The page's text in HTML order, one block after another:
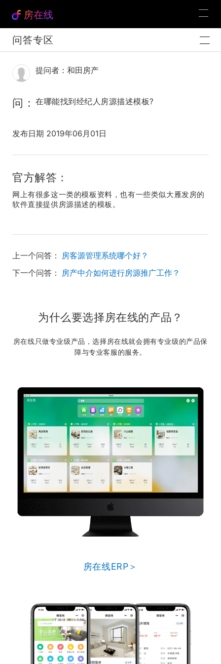
房在线
问答专区
提问者：和田房产
问： 在哪能找到经纪人房源描述模板?
发布日期 2019年06月01日
官方解答：
网上有很多这一类的模板资料，也有一些类似大雁发房的
软件直接提供房源描述的模板。
上一个问答： 房客源管理系统哪个好？
下一个问答： 房产中介如何进行房源推广工作？
为什么要选择房在线的产品？
房在线只做专业级产品，选择房在线就会拥有专业级的产品保
障与专业客服的服务。
房在线ERP＞